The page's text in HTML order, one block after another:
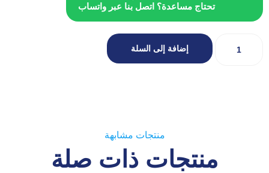
تحتاج مساعدة؟ اتصل بنا عبر واتساب
إضافة إلى السلة
منتجات مشابهة
منتجات ذات صلة